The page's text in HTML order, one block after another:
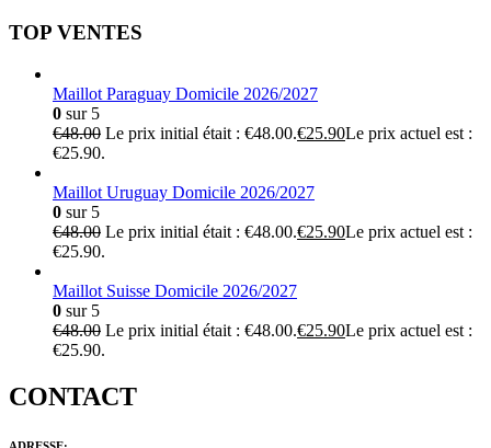
TOP VENTES
Maillot Paraguay Domicile 2026/2027
0 sur 5
€48.00 Le prix initial était : €48.00.€25.90Le prix actuel est :
€25.90.
Maillot Uruguay Domicile 2026/2027
0 sur 5
€48.00 Le prix initial était : €48.00.€25.90Le prix actuel est :
€25.90.
Maillot Suisse Domicile 2026/2027
0 sur 5
€48.00 Le prix initial était : €48.00.€25.90Le prix actuel est :
€25.90.
CONTACT